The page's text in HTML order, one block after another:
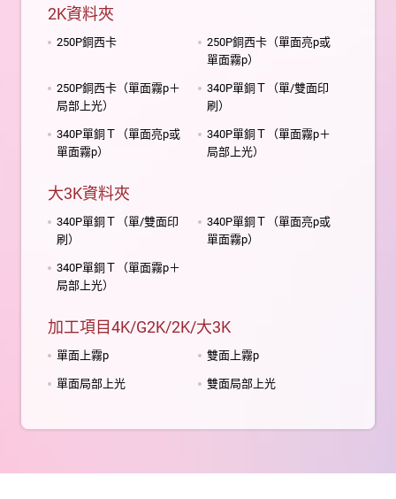
2K資料夾
250P銅西卡
250P銅西卡（單面亮p或
單面霧p）
250P銅西卡（單面霧p＋
局部上光）
340P單銅Ｔ（單/雙面印
刷）
340P單銅Ｔ（單面亮p或
單面霧p）
340P單銅Ｔ（單面霧p＋
局部上光）
大3K資料夾
340P單銅Ｔ（單/雙面印
刷）
340P單銅Ｔ（單面亮p或
單面霧p）
340P單銅Ｔ（單面霧p＋
局部上光）
加工項目4K/G2K/2K/大3K
單面上霧p 雙面上霧p
單面局部上光 雙面局部上光